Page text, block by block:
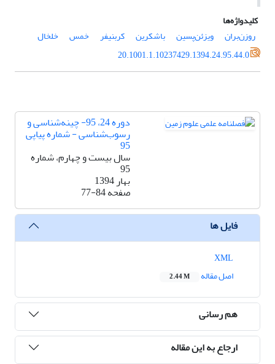
کلیدواژه‌ها
روزن‌بران
ویزئن‌پسین باشکرین کربنیفر خمس
خلخال
20.1001.1.10237429.1394.24.95.44.0
دوره 24، 95- چینه‌شناسی و
رسوب‌شناسی - شماره پیاپی
95
سال بیست و چهارم، شماره
95
بهار 1394
صفحه77-84
فایل ها
اصل مقاله
2.44 M
هم رسانی
ارجاع به این مقاله